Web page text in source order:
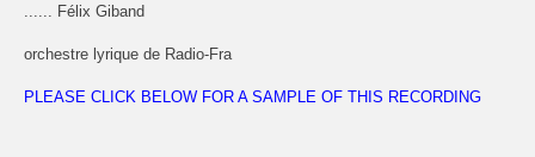
...... Félix Giband
orchestre lyrique de Radio-Fra
PLEASE CLICK BELOW FOR A SAMPLE OF THIS RECORDING